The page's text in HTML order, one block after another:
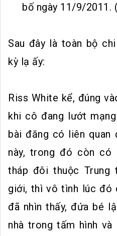
bố ngày 11/9/2011.
Sau đây là toàn bộ
kỳ lạ ấy:
Riss White kể, đúng
khi cô đang lướt
bài đăng có liên quan
này, trong đó còn có
tháp đôi thuộc Trung
giới, thì vô tình lúc đó
đã nhìn thấy, đứa bé
nhà trong tấm hình